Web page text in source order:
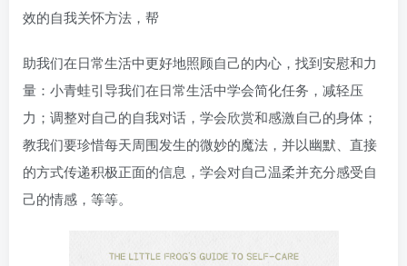
效的自我关怀方法，帮
助我们在日常生活中更好地照顾自己的内心，找到安慰和力
量：小青蛙引导我们在日常生活中学会简化任务，减轻压
力；调整对自己的自我对话，学会欣赏和感激自己的身体；
教我们要珍惜每天周围发生的微妙的魔法，并以幽默、直接
的方式传递积极正面的信息，学会对自己温柔并充分感受自
己的情感，等等。